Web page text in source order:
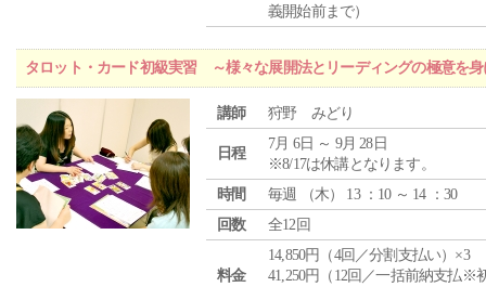
義開始前まで）
タロット・カード初級実習 ～様々な展開法とリーディングの極意を身
講師 狩野 みどり
日程
7月 6日 ～ 9月 28日
※8/17は休講となります。
時間
毎週 （木） 13 ：10 ～ 14 ：30
回数
全12回
料金
14,850円（4回／分割支払い）×3
41,250円（12回／一括前納支払※